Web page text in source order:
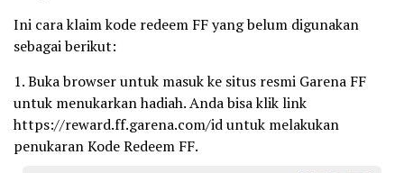
Ini cara klaim kode redeem FF yang belum digunakan
sebagai berikut:
1. Buka browser untuk masuk ke situs resmi Garena FF
untuk menukarkan hadiah. Anda bisa klik link
https://reward.ff.garena.com/id untuk melakukan
penukaran Kode Redeem FF.